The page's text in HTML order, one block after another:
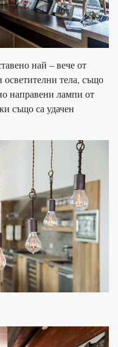
най – вече от
тела, също
направени лампи от
също са удачен